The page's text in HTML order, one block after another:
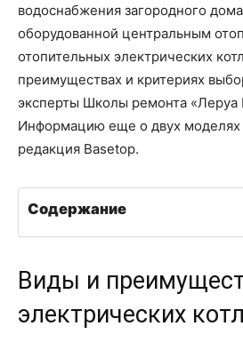
водоснабжения загородного
оборудованной центральным
отопительных электрических
преимуществах и критериях
эксперты Школы ремонта «Леруа
Информацию еще о двух моделях
редакция Basetop.
Содержание
Виды и
электрических